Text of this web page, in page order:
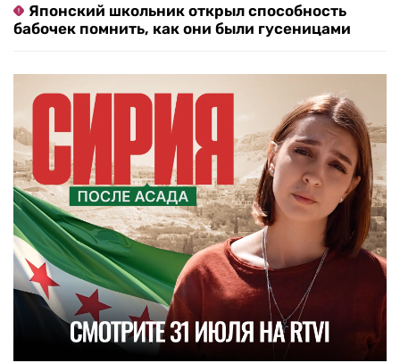
Японский школьник открыл способность
бабочек помнить, как они были гусеницами